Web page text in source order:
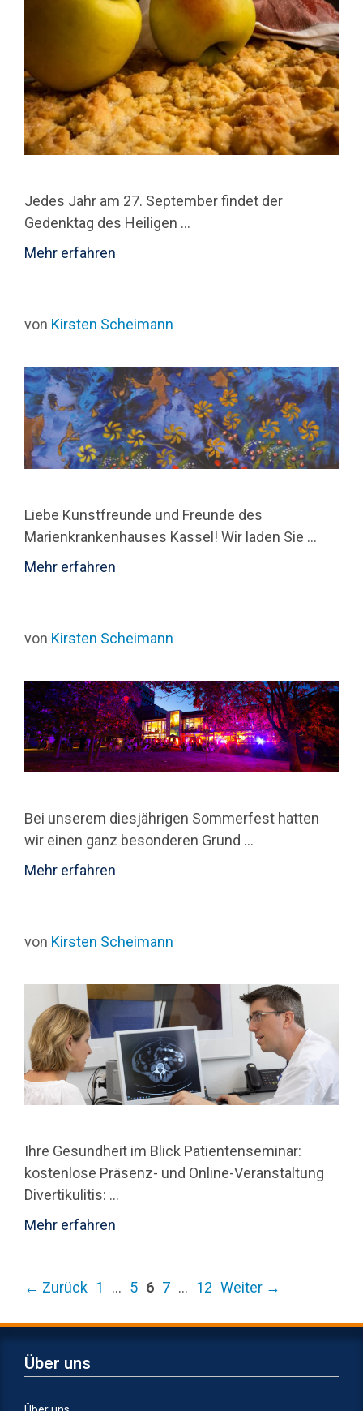
Jedes Jahr am 27. September findet der
Gedenktag des Heiligen …
Mehr erfahren
von Kirsten Scheimann
Liebe Kunstfreunde und Freunde des
Marienkrankenhauses Kassel! Wir laden Sie ...
Mehr erfahren
von Kirsten Scheimann
Bei unserem diesjährigen Sommerfest hatten
wir einen ganz besonderen Grund …
Mehr erfahren
von Kirsten Scheimann
Ihre Gesundheit im Blick Patientenseminar:
kostenlose Präsenz- und Online-Veranstaltung
Divertikulitis: ...
Mehr erfahren
← Zurück Seite
1 … Seite
5 Seite
6 Seite
7 … Seite
12 Weiter →
Über uns